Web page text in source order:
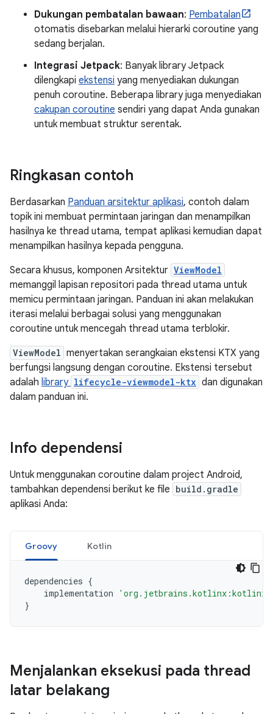
Dukungan pembatalan bawaan: Pembatalan
otomatis disebarkan melalui hierarki coroutine yang
sedang berjalan.
Integrasi Jetpack: Banyak library Jetpack
dilengkapi ekstensi yang menyediakan dukungan
penuh coroutine. Beberapa library juga menyediakan
cakupan coroutine sendiri yang dapat Anda gunakan
untuk membuat struktur serentak.
Ringkasan contoh
Berdasarkan Panduan arsitektur aplikasi, contoh dalam
topik ini membuat permintaan jaringan dan menampilkan
hasilnya ke thread utama, tempat aplikasi kemudian dapat
menampilkan hasilnya kepada pengguna.
Secara khusus, komponen Arsitektur ViewModel
memanggil lapisan repositori pada thread utama untuk
memicu permintaan jaringan. Panduan ini akan melakukan
iterasi melalui berbagai solusi yang menggunakan
coroutine untuk mencegah thread utama terblokir.
ViewModel menyertakan serangkaian ekstensi KTX yang
berfungsi langsung dengan coroutine. Ekstensi tersebut
adalah library lifecycle-viewmodel-ktx dan digunakan
dalam panduan ini.
Info dependensi
Untuk menggunakan coroutine dalam project Android,
tambahkan dependensi berikut ke file build.gradle
aplikasi Anda:
Groovy Kotlin
dependencies {
implementation
'org.jetbrains.kotlinx:kotlinx-
}
Menjalankan eksekusi pada thread
latar belakang